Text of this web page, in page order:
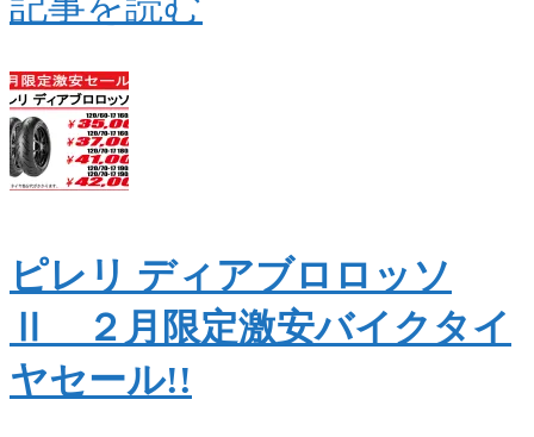
ピレリ ディアブロロッソ
Ⅱ ２月限定激安バイクタイ
ヤセール!!